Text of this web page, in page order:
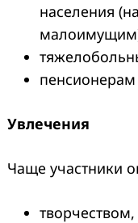
населения
Увлечения
Чаще участники